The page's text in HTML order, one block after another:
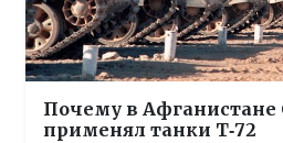
Почему в Афганистане
применял танки Т‑72